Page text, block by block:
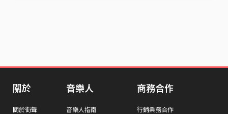
關於
關於街聲
音樂人
音樂人指南
商務合作
行銷業務合作